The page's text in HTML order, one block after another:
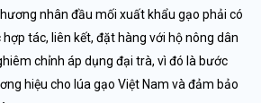
nhân đầu mối xuất khẩu gạo phải có
tác, liên kết, đặt hàng với hộ nông dân
chỉnh áp dụng đại trà, vì đó là bước
hiệu cho lúa gạo Việt Nam và đảm bảo